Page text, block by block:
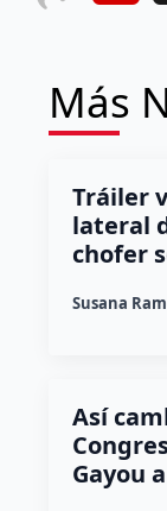
Más
Tráiler
lateral
chofer
Susana
Así
Gayou